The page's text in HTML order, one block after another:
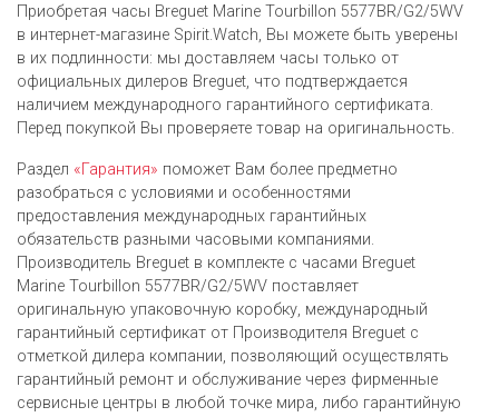
Приобретая часы Breguet Marine Tourbillon 5577BR/G2/5WV
в интернет-магазине Spirit.Watch, Вы можете быть уверены
в их подлинности: мы доставляем часы только от
официальных дилеров Breguet, что подтверждается
наличием международного гарантийного сертификата.
Перед покупкой Вы проверяете товар на оригинальность.
Раздел «Гарантия» поможет Вам более предметно
разобраться с условиями и особенностями
предоставления международных гарантийных
обязательств разными часовыми компаниями.
Производитель Breguet в комплекте с часами Breguet
Marine Tourbillon 5577BR/G2/5WV поставляет
оригинальную упаковочную коробку, международный
гарантийный сертификат от Производителя Breguet c
отметкой дилера компании, позволяющий осуществлять
гарантийный ремонт и обслуживание через фирменные
сервисные центры в любой точке мира, либо гарантийную